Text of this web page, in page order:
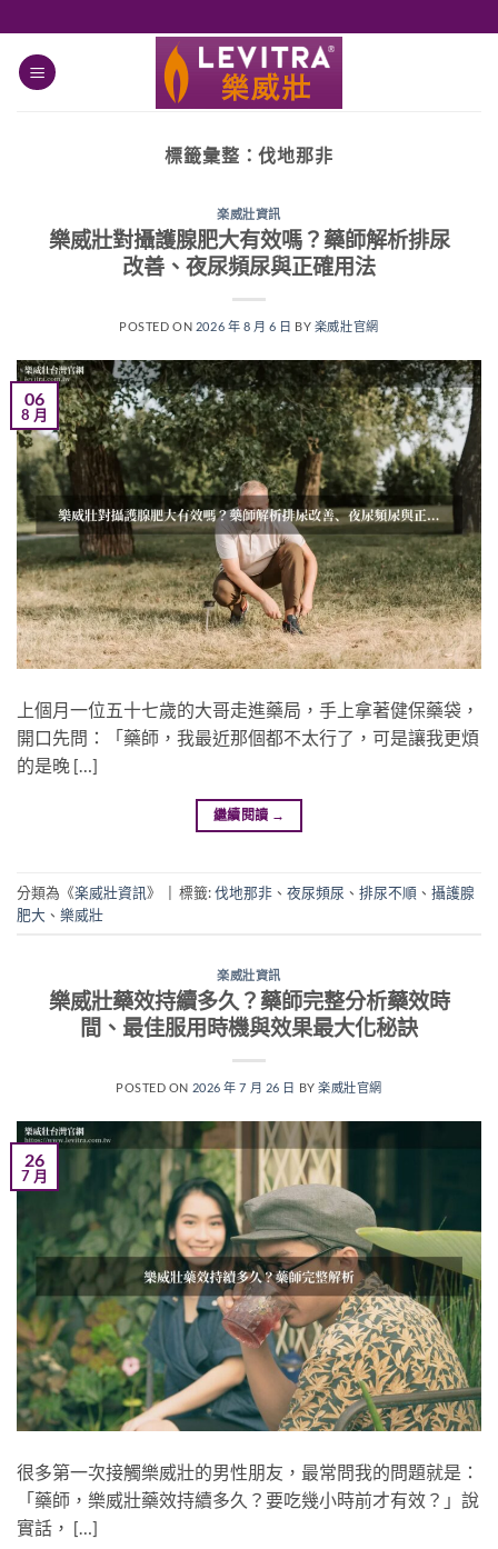
標籤彙整：伐地那非
楽威壯資訊
樂威壯對攝護腺肥大有效嗎？藥師解析排尿
改善、夜尿頻尿與正確用法
POSTED ON 2026 年 8 月 6 日 BY 楽威壯官網
06
8 月
上個月一位五十七歲的大哥走進藥局，手上拿著健保藥袋，
開口先問：「藥師，我最近那個都不太行了，可是讓我更煩
的是晚 […]
繼續閱讀 →
分類為《楽威壯資訊》 標籤:伐地那非 、 夜尿頻尿 、 排尿不順 、 攝護腺
肥大 、 樂威壯
楽威壯資訊
樂威壯藥效持續多久？藥師完整分析藥效時
間、最佳服用時機與效果最大化秘訣
POSTED ON 2026 年 7 月 26 日 BY楽威壯官網
26
7 月
很多第一次接觸樂威壯的男性朋友，最常問我的問題就是：
「藥師，樂威壯藥效持續多久？要吃幾小時前才有效？」說
實話， […]